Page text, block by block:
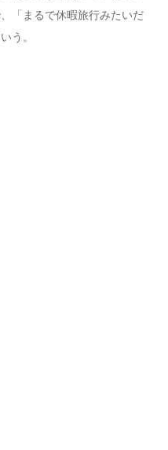
「まるで休暇旅行みたいだ
う。